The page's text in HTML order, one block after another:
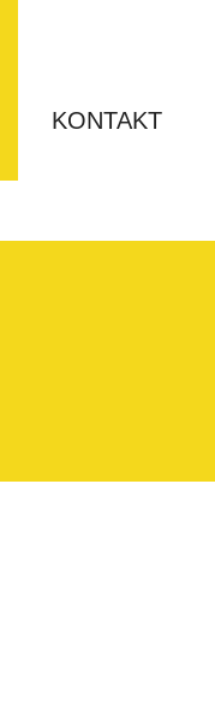
KONTAKT